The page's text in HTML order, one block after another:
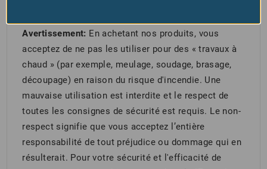
Avertissement: En achetant nos produits, vous
acceptez de ne pas les utiliser pour des « travaux à
chaud » (par exemple, meulage, soudage, brasage,
découpage) en raison du risque d'incendie. Une
mauvaise utilisation est interdite et le respect de
toutes les consignes de sécurité est requis. Le non-
respect signifie que vous acceptez l’entière
responsabilité de tout préjudice ou dommage qui en
résulterait. Pour votre sécurité et l'efficacité de